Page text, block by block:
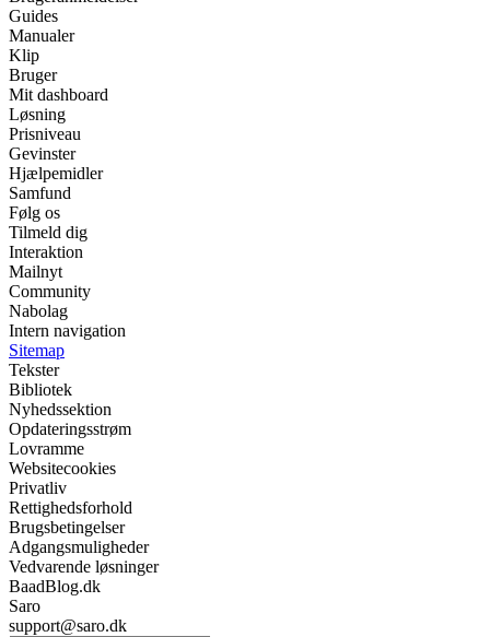
Guides
Manualer
Klip
Bruger
Mit dashboard
Løsning
Prisniveau
Gevinster
Hjælpemidler
Samfund
Følg os
Tilmeld dig
Interaktion
Mailnyt
Community
Nabolag
Intern navigation
Sitemap
Tekster
Bibliotek
Nyhedssektion
Opdateringsstrøm
Lovramme
Websitecookies
Privatliv
Rettighedsforhold
Brugsbetingelser
Adgangsmuligheder
Vedvarende løsninger
BaadBlog.dk
Saro
support@saro.dk